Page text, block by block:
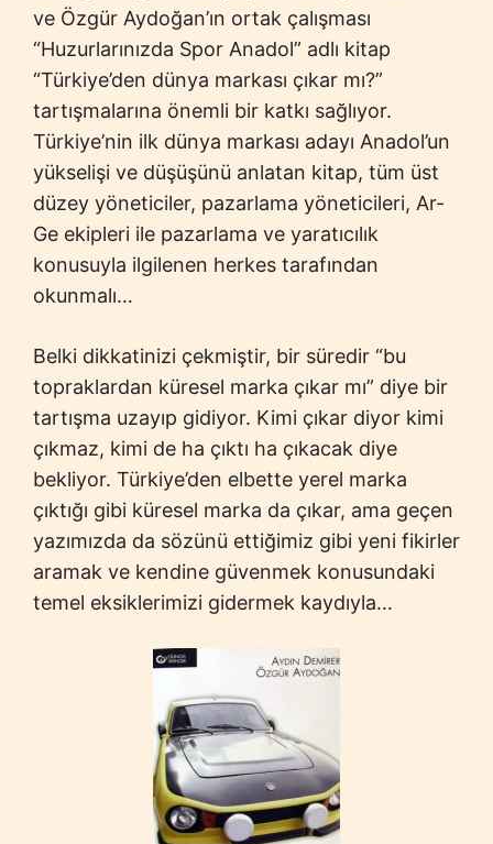
ve Özgür Aydoğan’ın ortak çalışması
“Huzurlarınızda Spor Anadol” adlı kitap
“Türkiye’den dünya markası çıkar mı?”
tartışmalarına önemli bir katkı sağlıyor.
Türkiye’nin ilk dünya markası adayı Anadol’un
yükselişi ve düşüşünü anlatan kitap, tüm üst
düzey yöneticiler, pazarlama yöneticileri, Ar-
Ge ekipleri ile pazarlama ve yaratıcılık
konusuyla ilgilenen herkes tarafından
okunmalı…
Belki dikkatinizi çekmiştir, bir süredir “bu
topraklardan küresel marka çıkar mı” diye bir
tartışma uzayıp gidiyor. Kimi çıkar diyor kimi
çıkmaz, kimi de ha çıktı ha çıkacak diye
bekliyor. Türkiye’den elbette yerel marka
çıktığı gibi küresel marka da çıkar, ama geçen
yazımızda da sözünü ettiğimiz gibi yeni fikirler
aramak ve kendine güvenmek konusundaki
temel eksiklerimizi gidermek kaydıyla…